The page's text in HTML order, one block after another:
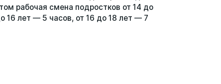
рабочая смена подростков от 14 до
16 лет — 5 часов, от 16 до 18 лет — 7